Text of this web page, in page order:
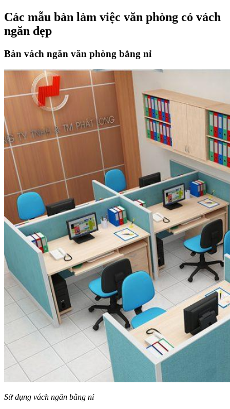
Các mẫu bàn làm việc văn phòng có vách
ngăn đẹp
Bàn vách ngăn văn phòng bằng nỉ
Sử dụng vách ngăn bằng nỉ